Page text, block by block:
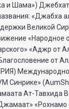
и Шама»)
«Джабха
Великой
«Народное
«Аджр от
от
Синрике»
Ат-Тавхида
«Рохнамо